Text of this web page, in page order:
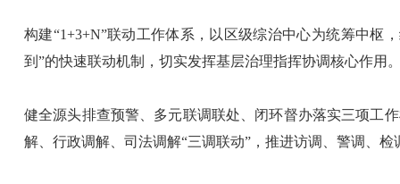
构建“1+3+N”联动工作体系，以区级综治中心为统筹中枢
到”的快速联动机制，切实发挥基层治理指挥协调核心作用
健全源头排查预警、多元联调联处、闭环督办落实三项工
解、行政调解、司法调解“三调联动”，推进访调、警调、